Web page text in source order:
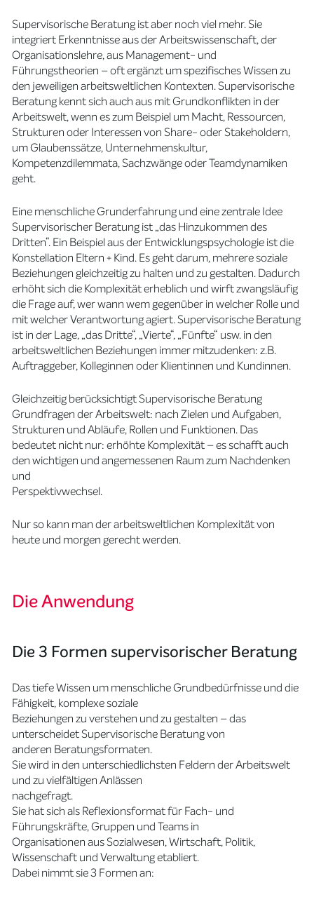
Supervisorische Beratung ist aber noch viel mehr. Sie
integriert Erkenntnisse aus der Arbeitswissenschaft, der
Organisationslehre, aus Management- und
Führungstheorien – oft ergänzt um spezifisches Wissen zu
den jeweiligen arbeitsweltlichen Kontexten. Supervisorische
Beratung kennt sich auch aus mit Grundkonflikten in der
Arbeitswelt, wenn es zum Beispiel um Macht, Ressourcen,
Strukturen oder Interessen von Share- oder Stakeholdern,
um Glaubenssätze, Unternehmenskultur,
Kompetenzdilemmata, Sachzwänge oder Teamdynamiken
geht.
Eine menschliche Grunderfahrung und eine zentrale Idee
Supervisorischer Beratung ist „das Hinzukommen des
Dritten“. Ein Beispiel aus der Entwicklungspsychologie ist die
Konstellation Eltern + Kind. Es geht darum, mehrere soziale
Beziehungen gleichzeitig zu halten und zu gestalten. Dadurch
erhöht sich die Komplexität erheblich und wirft zwangsläufig
die Frage auf, wer wann wem gegenüber in welcher Rolle und
mit welcher Verantwortung agiert. Supervisorische Beratung
ist in der Lage, „das Dritte“, „Vierte“, „Fünfte“ usw. in den
arbeitsweltlichen Beziehungen immer mitzudenken: z.B.
Auftraggeber, Kolleginnen oder Klientinnen und Kundinnen.
Gleichzeitig berücksichtigt Supervisorische Beratung
Grundfragen der Arbeitswelt: nach Zielen und Aufgaben,
Strukturen und Abläufe, Rollen und Funktionen. Das
bedeutet nicht nur: erhöhte Komplexität – es schafft auch
den wichtigen und angemessenen Raum zum Nachdenken
und
Perspektivwechsel.
Nur so kann man der arbeitsweltlichen Komplexität von
heute und morgen gerecht werden.
Die Anwendung
Die 3 Formen supervisorischer Beratung
Das tiefe Wissen um menschliche Grundbedürfnisse und die
Fähigkeit, komplexe soziale
Beziehungen zu verstehen und zu gestalten – das
unterscheidet Supervisorische Beratung von
anderen Beratungsformaten.
Sie wird in den unterschiedlichsten Feldern der Arbeitswelt
und zu vielfältigen Anlässen
nachgefragt.
Sie hat sich als Reflexionsformat für Fach- und
Führungskräfte, Gruppen und Teams in
Organisationen aus Sozialwesen, Wirtschaft, Politik,
Wissenschaft und Verwaltung etabliert.
Dabei nimmt sie 3 Formen an: